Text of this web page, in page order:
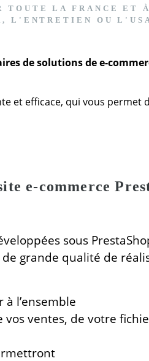
TOUTE LA FRANCE ET
OU
de solutions de e-
et efficace, qui vous
e-commerce
sous
de grande qualité de
l’ensemble
ventes, de votre